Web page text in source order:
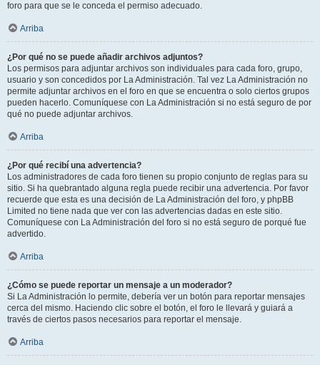
foro para que se le conceda el permiso adecuado.
Arriba
¿Por qué no se puede añadir archivos adjuntos?
Los permisos para adjuntar archivos son individuales para cada foro, grupo,
usuario y son concedidos por La Administración. Tal vez La Administración no
permite adjuntar archivos en el foro en que se encuentra o solo ciertos grupos
pueden hacerlo. Comuníquese con La Administración si no está seguro de por
qué no puede adjuntar archivos.
Arriba
¿Por qué recibí una advertencia?
Los administradores de cada foro tienen su propio conjunto de reglas para su
sitio. Si ha quebrantado alguna regla puede recibir una advertencia. Por favor
recuerde que esta es una decisión de La Administración del foro, y phpBB
Limited no tiene nada que ver con las advertencias dadas en este sitio.
Comuníquese con La Administración del foro si no está seguro de porqué fue
advertido.
Arriba
¿Cómo se puede reportar un mensaje a un moderador?
Si La Administración lo permite, debería ver un botón para reportar mensajes
cerca del mismo. Haciendo clic sobre el botón, el foro le llevará y guiará a
través de ciertos pasos necesarios para reportar el mensaje.
Arriba